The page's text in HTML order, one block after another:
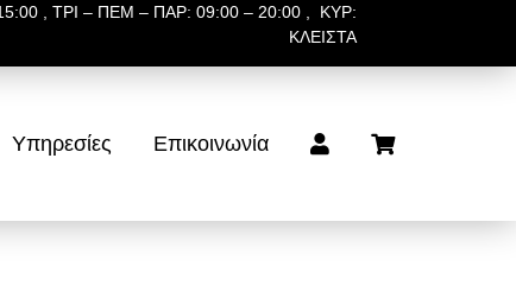
, ΤΡΙ – ΠΕΜ – ΠΑΡ: 09:00 – 20:00 , ΚΥΡ:
ΚΛΕΙΣΤΑ
Υπηρεσίες Επικοινωνία